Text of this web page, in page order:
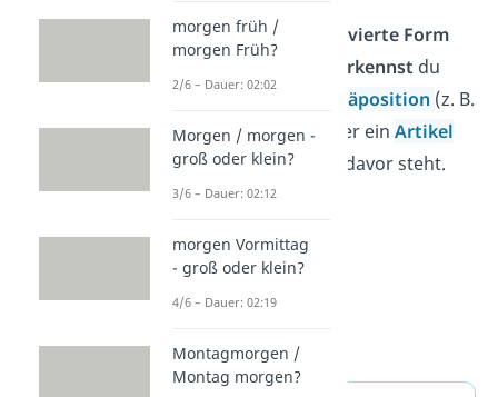
Tipp:Diesubstantivierte Form
„Bescheidgeben“
erkennst du
Präposition (z. B.
für, beim, zum ) oder einArtikel
(z. B.der, die, das ) davor steht.
morgen früh /
morgen Früh?
2/6 – Dauer: 02:02
Morgen / morgen -
groß oder klein?
3/6 – Dauer: 02:12
morgen Vormittag
- groß oder klein?
4/6 – Dauer: 02:19
Montagmorgen /
Montag morgen?